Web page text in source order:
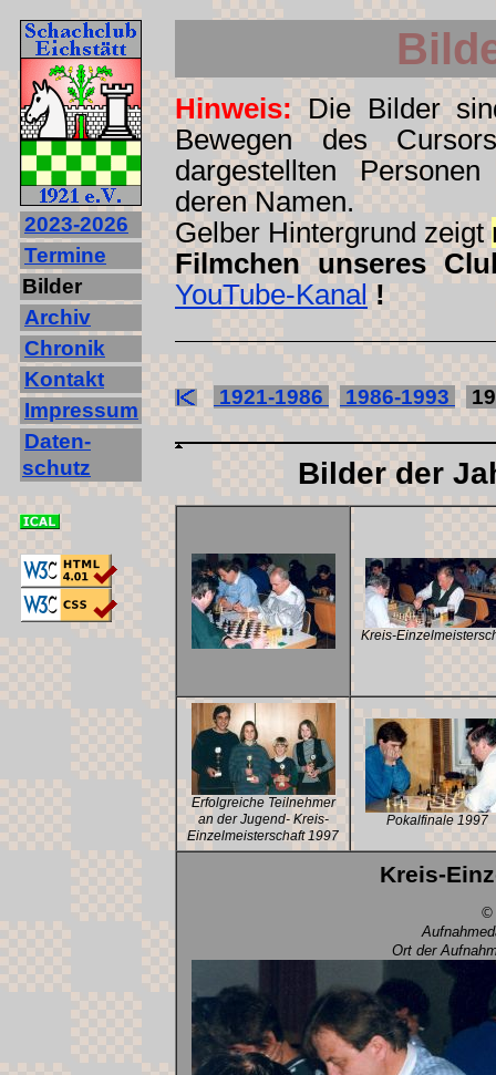
2023‐2026
Termine
Bilder
Archiv
Chronik
Kontakt
Impressum
Daten-
schutz
Hinweis: Die Bilder
Bewegen des
dargestellten
deren Namen.
Gelber Hintergrund zeigt
Filmchen unseres
YouTube-Kanal !
1921-1986 1986-1993
Bilder der
Kreis-
Erfolgreiche Teilnehmer
an der Jugend- Kreis-
Einzelmeisterschaft 1997
Pokalfinale 1997
Kreis-
©
Ort der